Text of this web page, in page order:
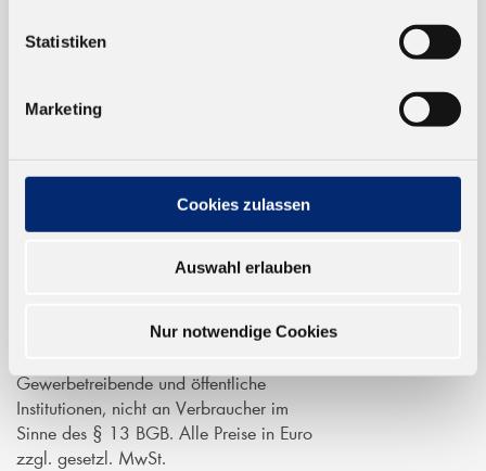
Statistiken
Marketing
Cookies zulassen
Auswahl erlauben
Nur notwendige Cookies
EINFACH BEZAHLEN
TRUSTED SHOP
Gewerbetreibende und öffentliche
Institutionen, nicht an Verbraucher im
Sinne des § 13 BGB. Alle Preise in Euro
zzgl. gesetzl. MwSt.